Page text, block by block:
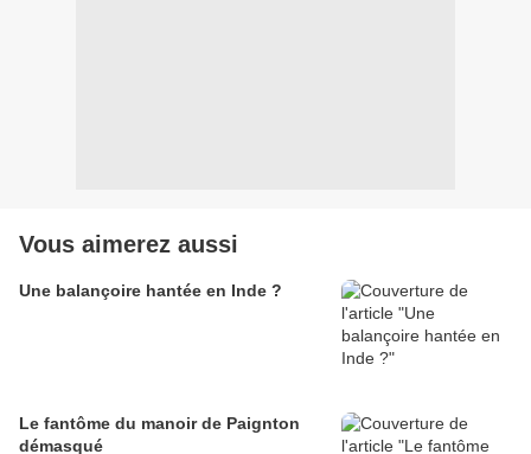
Vous aimerez aussi
Une balançoire hantée en Inde ?
Le fantôme du manoir de Paignton
démasqué